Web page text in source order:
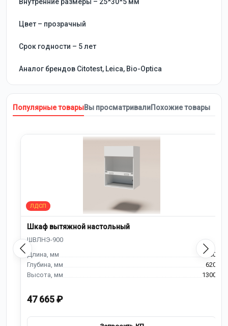
Цвет – прозрачный
Срок годности – 5 лет
Аналог брендов Citotest, Leica, Bio-Optica
Популярные товарыВы просматривалиПохожие товары
Шкаф вытяжной настольный
900
620
1300
47 665 ₽